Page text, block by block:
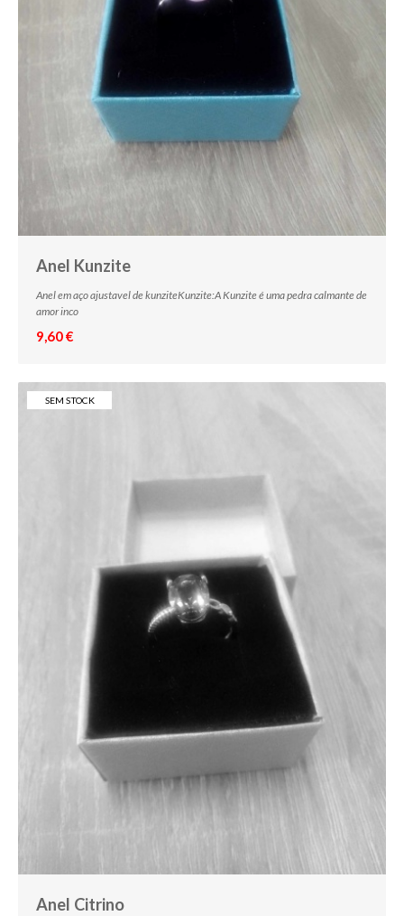
Anel Kunzite
Anel em aço ajustavel de kunziteKunzite:A Kunzite é uma pedra calmante de
amor inco
9,60 €
SEM STOCK
Anel Citrino